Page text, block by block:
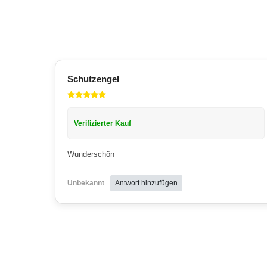
Schutzengel
Verifizierter Kauf
Wunderschön
Unbekannt Antwort hinzufügen